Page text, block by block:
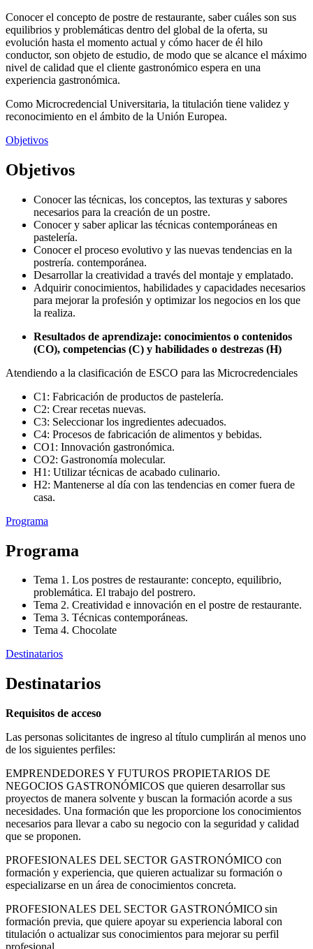
Conocer el concepto de postre de restaurante, saber cuáles son sus
equilibrios y problemáticas dentro del global de la oferta, su
evolución hasta el momento actual y cómo hacer de él hilo
conductor, son objeto de estudio, de modo que se alcance el máximo
nivel de calidad que el cliente gastronómico espera en una
experiencia gastronómica.
Como Microcredencial Universitaria, la titulación tiene validez y
reconocimiento en el ámbito de la Unión Europea.
Objetivos
Objetivos
Conocer las técnicas, los conceptos, las texturas y sabores
necesarios para la creación de un postre.
Conocer y saber aplicar las técnicas contemporáneas en
pastelería.
Conocer el proceso evolutivo y las nuevas tendencias en la
postrería. contemporánea.
Desarrollar la creatividad a través del montaje y emplatado.
Adquirir conocimientos, habilidades y capacidades necesarios
para mejorar la profesión y optimizar los negocios en los que
la realiza.
Resultados de aprendizaje: conocimientos o contenidos
(CO), competencias (C) y habilidades o destrezas (H)
Atendiendo a la clasificación de ESCO para las Microcredenciales
C1: Fabricación de productos de pastelería.
C2: Crear recetas nuevas.
C3: Seleccionar los ingredientes adecuados.
C4: Procesos de fabricación de alimentos y bebidas.
CO1: Innovación gastronómica.
CO2: Gastronomía molecular.
H1: Utilizar técnicas de acabado culinario.
H2: Mantenerse al día con las tendencias en comer fuera de
casa.
Programa
Programa
Tema 1. Los postres de restaurante: concepto, equilibrio,
problemática. El trabajo del postrero.
Tema 2. Creatividad e innovación en el postre de restaurante.
Tema 3. Técnicas contemporáneas.
Tema 4. Chocolate
Destinatarios
Destinatarios
Requisitos de acceso
Las personas solicitantes de ingreso al título cumplirán al menos uno
de los siguientes perfiles:
EMPRENDEDORES Y FUTUROS PROPIETARIOS DE
NEGOCIOS GASTRONÓMICOS que quieren desarrollar sus
proyectos de manera solvente y buscan la formación acorde a sus
necesidades. Una formación que les proporcione los conocimientos
necesarios para llevar a cabo su negocio con la seguridad y calidad
que se proponen.
PROFESIONALES DEL SECTOR GASTRONÓMICO con
formación y experiencia, que quieren actualizar su formación o
especializarse en un área de conocimientos concreta.
PROFESIONALES DEL SECTOR GASTRONÓMICO sin
formación previa, que quiere apoyar su experiencia laboral con
titulación o actualizar sus conocimientos para mejorar su perfil